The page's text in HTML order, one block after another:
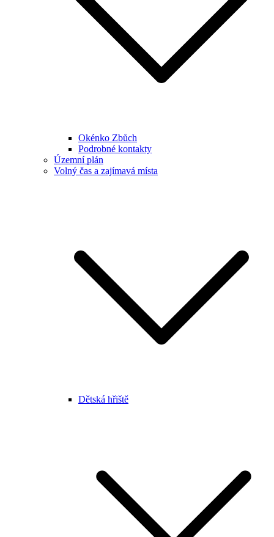
Okénko Zbůch
Podrobné kontakty
Územní plán
Volný čas a zajímavá místa
Dětská hřiště